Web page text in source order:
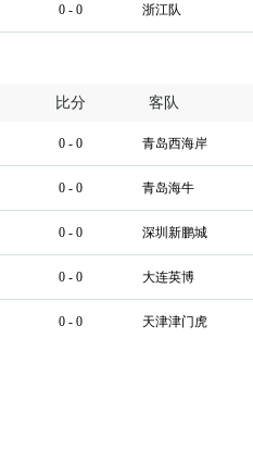
0 - 0 浙江队
比分 客队
0 - 0 青岛西海岸
0 - 0 青岛海牛
0 - 0 深圳新鹏城
0 - 0 大连英博
0 - 0 天津津门虎